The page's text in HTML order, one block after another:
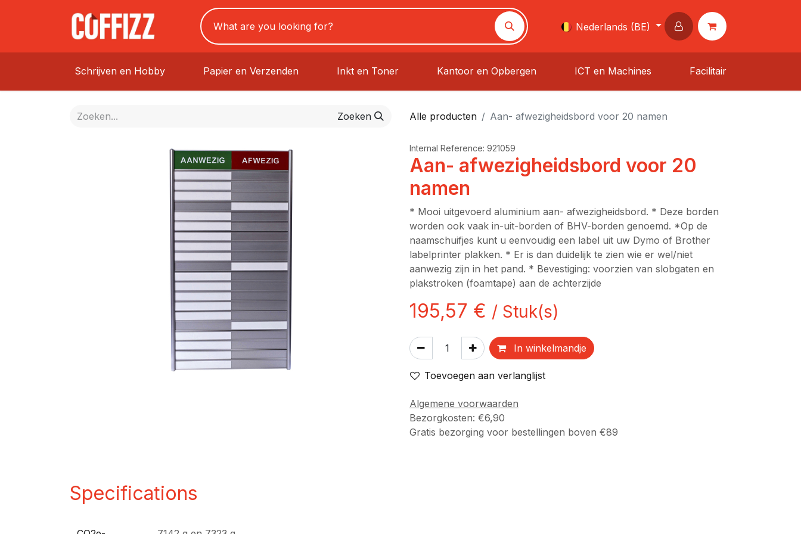
Nederlands (BE)
Schrijven en Hobby Papier en Verzenden Inkt en Toner Kantoor en Opbergen ICT en Machines Facilitair
Zoeken Alle producten Aan- afwezigheidsbord voor 20 namen
Internal Reference: 921059
Aan- afwezigheidsbord voor 20
namen
* Mooi uitgevoerd aluminium aan- afwezigheidsbord. * Deze borden
worden ook vaak in-uit-borden of BHV-borden genoemd. *Op de
naamschuifjes kunt u eenvoudig een label uit uw Dymo of Brother
labelprinter plakken. * Er is dan duidelijk te zien wie er wel/niet
aanwezig zijn in het pand. * Bevestiging: voorzien van slobgaten en
plakstroken (foamtape) aan de achterzijde
195,57 € / Stuk(s)
In winkelmandje
Toevoegen aan verlanglijst
Algemene voorwaarden
Bezorgkosten: €6,90
Gratis bezorging voor bestellingen boven €89
Specifications